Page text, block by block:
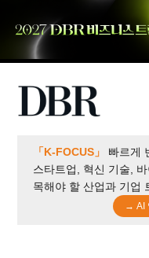
「K-FOCUS」
빠르게
스타트업, 혁신 기술,
목해야 할 산업과 기업
→ AI